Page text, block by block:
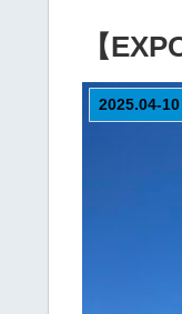
【
2025.04-